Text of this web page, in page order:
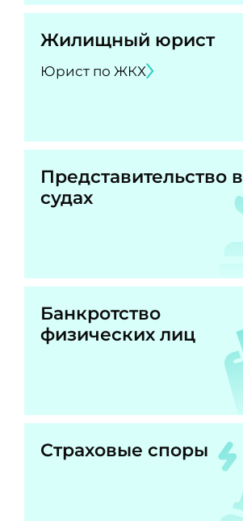
Жилищный юрист
Юрист по ЖКХ
Представительство в
судах
Банкротство
физических лиц
Страховые споры